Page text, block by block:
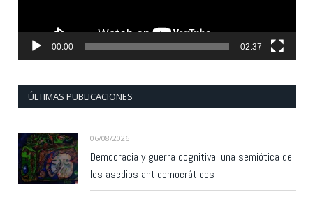
00:00 02:37
ÚLTIMAS PUBLICACIONES
06/08/2026
Democracia y guerra cognitiva: una semiótica de
los asedios antidemocráticos